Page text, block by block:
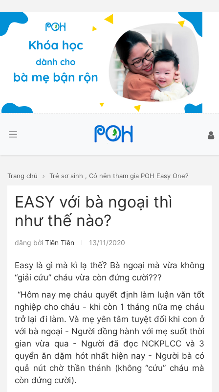
Trang chủ Trẻ sơ sinh , Có nên tham gia POH Easy One?
EASY với bà ngoại thì
như thế nào?
đăng bởi Tiên Tiên 13/11/2020
Easy là gì mà kì lạ thế? Bà ngoại mà vừa không
“giải cứu” cháu vừa còn đứng cười???
“Hôm nay mẹ cháu quyết định làm luận văn tốt
nghiệp cho cháu - khi còn 1 tháng nữa mẹ cháu
trở lại đi làm. Và mẹ yên tâm tuyệt đối khi con ở
với bà ngoại - Người đồng hành với mẹ suốt thời
gian vừa qua - Người đã đọc NCKPLCC và 3
quyển ăn dặm hót nhất hiện nay - Người bà có
quả nút chờ thần thánh (không “cứu” cháu mà
còn đứng cười).